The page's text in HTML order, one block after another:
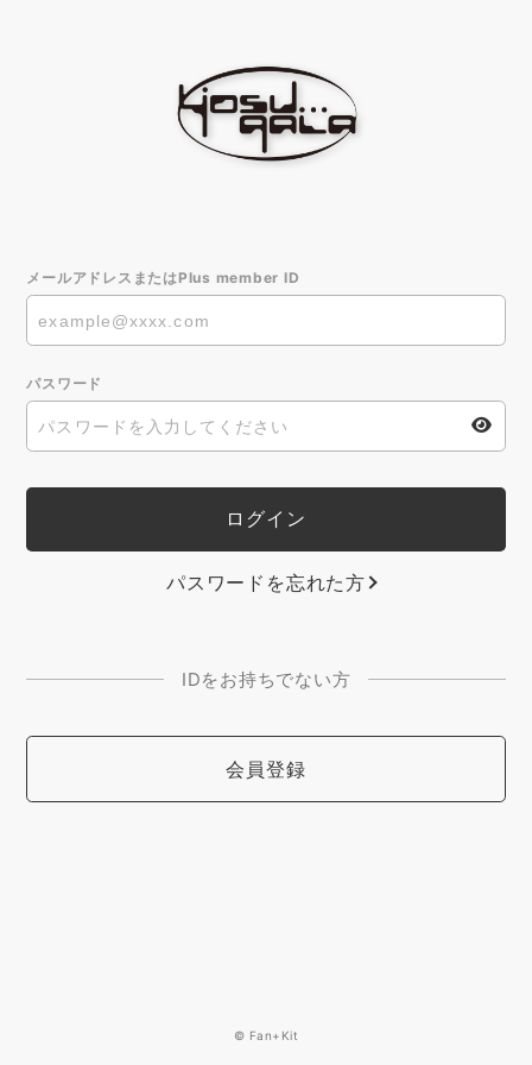
メールアドレスまたはPlus member ID
パスワード
パスワードを忘れた方
IDをお持ちでない方
会員登録
© Fan+Kit